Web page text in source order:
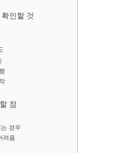
인할 것
점
경우
려움